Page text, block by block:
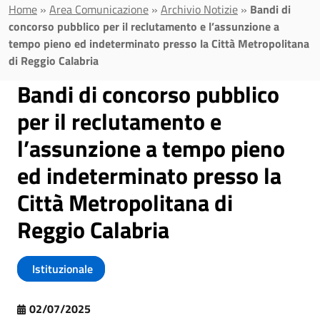
cercare
Home » Area Comunicazione » Archivio Notizie » Bandi di
concorso pubblico per il reclutamento e l’assunzione a
tempo pieno ed indeterminato presso la Città Metropolitana
di Reggio Calabria
Bandi di concorso pubblico
per il reclutamento e
l’assunzione a tempo pieno
ed indeterminato presso la
Città Metropolitana di
Reggio Calabria
Istituzionale
02/07/2025